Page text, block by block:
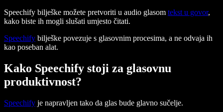
Speechify bilješke možete pretvoriti u audio glasom tekst u govor,
kako biste ih mogli slušati umjesto čitati.
Speechify bilješke povezuje s glasovnim procesima, a ne odvaja ih
kao poseban alat.
Kako Speechify stoji za glasovnu
produktivnost?
Speechify je napravljen tako da glas bude glavno sučelje.